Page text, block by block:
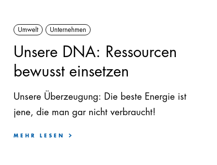
Umwelt Unternehmen
Unsere DNA: Ressourcen
bewusst einsetzen
Unsere Überzeugung: Die beste Energie ist
jene, die man gar nicht verbraucht!
MEHR LESEN